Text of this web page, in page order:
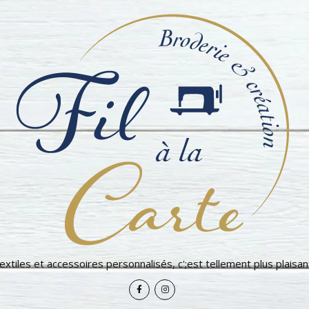
et accessoires personnalisés, c';est tellement plus